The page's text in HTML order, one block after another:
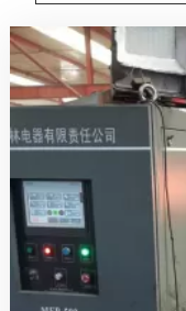
2. Пайка
Индукционный нагрев
металлических
обеспечивают
делает их пригодными
прочные и надежные
Индукционный
■ Области применения:
Соединение
Системы
автомобильных деталей